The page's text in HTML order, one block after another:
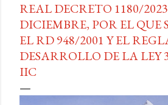
REAL DECRETO 1180/
DICIEMBRE, POR EL QUE
EL RD 948/2001 Y EL
DESARROLLO DE LA LEY
IIC